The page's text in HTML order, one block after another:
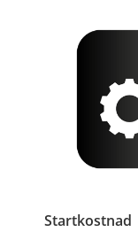
Startkostnad